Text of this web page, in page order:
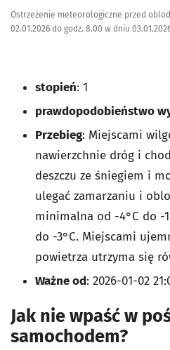
Ostrzeżenie meteorologiczne przed
02.01.2026 do godz. 8.00 w dniu
stopień: 1
prawdopodobieństwo
Przebieg: Miejscami
nawierzchnie dróg i
deszczu ze śniegiem i
ulegać zamarzaniu i
minimalna od -4°C do -
do -3°C. Miejscami
powietrza utrzyma się
Ważne od: 2026-01-02
Jak nie wpaść w
samochodem?